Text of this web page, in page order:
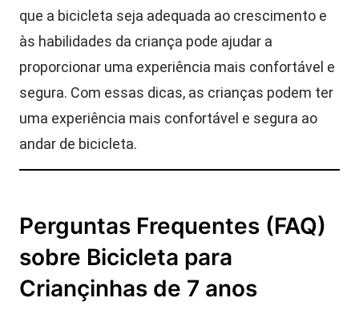
que a bicicleta seja adequada ao crescimento e
às habilidades da criança pode ajudar a
proporcionar uma experiência mais confortável e
segura. Com essas dicas, as crianças podem ter
uma experiência mais confortável e segura ao
andar de bicicleta.
Perguntas Frequentes (FAQ)
sobre Bicicleta para
Criançinhas de 7 anos